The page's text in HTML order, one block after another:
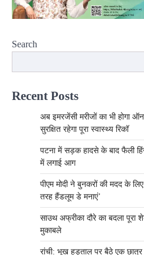
Search
Recent Posts
अब इमरजेंसी मरीजों का भी होगा
सुरक्षित रहेगा पूरा स्वास्थ्य रिकॉ
पटना में सड़क हादसे के बाद फैली
में लगाई आग
पीएम मोदी ने बुनकरों की मदद के
तरह हैंडलूम डे मनाएं’
साउथ अफ्रीका दौरे का बदला
मुकाबले
रांची: भूख हड़ताल पर बैठे एक छात्र